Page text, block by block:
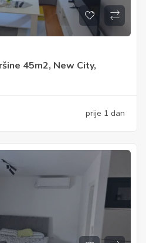
45m2, New City,
prije 1 dan